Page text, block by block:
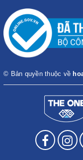
© Bản quyền thuộc về